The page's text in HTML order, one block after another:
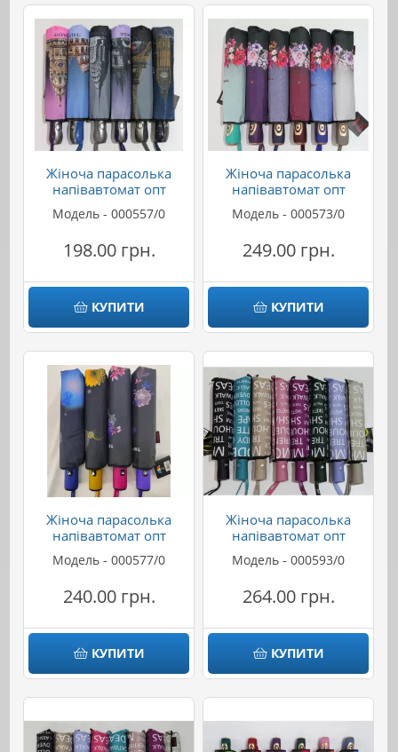
Жіноча парасолька
напівавтомат опт
Модель - 000557/0
198.00 грн.
КУПИТИ
Жіноча парасолька
напівавтомат опт
Модель - 000573/0
249.00 грн.
КУПИТИ
Жіноча парасолька
напівавтомат опт
Модель - 000577/0
240.00 грн.
КУПИТИ
Жіноча парасолька
напівавтомат опт
Модель - 000593/0
264.00 грн.
КУПИТИ